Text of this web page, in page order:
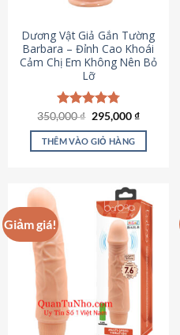
Dương Vật Giả Gắn Tường
Barbara – Đỉnh Cao Khoái
Cảm Chị Em Không Nên Bỏ
Lỡ
Được xếp
hạng4.79
5 sao
350,000₫ Giá
là:
350,000 ₫.
295,000₫Giá
tại
THÊM VÀO GIỎ HÀNG
Giảm giá!